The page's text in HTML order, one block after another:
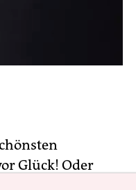
Glück! Oder